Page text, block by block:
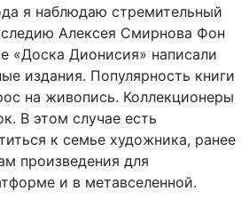
я наблюдаю стремительный
Алексея Смирнова Фон
«Доска Дионисия» написали
издания. Популярность книги
на живопись. Коллекционеры
В этом случае есть
к семье художника, ранее
произведения для
и в метавселенной.